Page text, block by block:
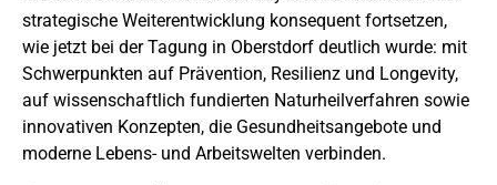
strategische Weiterentwicklung konsequent fortsetzen,
wie jetzt bei der Tagung in Oberstdorf deutlich wurde: mit
Schwerpunkten auf Prävention, Resilienz und Longevity,
auf wissenschaftlich fundierten Naturheilverfahren sowie
innovativen Konzepten, die Gesundheitsangebote und
moderne Lebens- und Arbeitswelten verbinden.